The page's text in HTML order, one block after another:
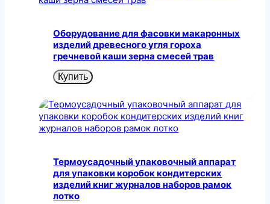
Оборудование для фасовки макаронных
изделий древесного угля гороха
гречневой каши зерна смесей трав
Купить
Термоусадочный упаковочный аппарат
для упаковки коробок кондитерских
изделий книг журналов наборов рамок
лотко